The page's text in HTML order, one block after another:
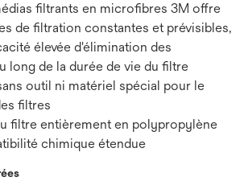
filtrants en microfibres 3M offre
de filtration constantes et prévisibles,
élevée d'élimination des
long de la durée de vie du filtre
outil ni matériel spécial pour le
filtres
filtre entièrement en polypropylène
chimique étendue